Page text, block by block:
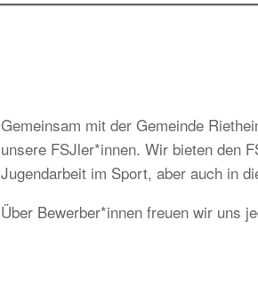
Gemeinsam mit der Gemeinde
unsere FSJler*innen. Wir bieten den
Jugendarbeit im Sport, aber auch in
Über Bewerber*innen freuen wir uns